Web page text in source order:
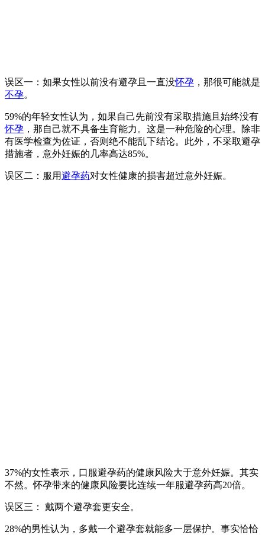
误区一：如果女性以前没有避孕且一直没怀孕 ，那很可能就是
不孕。
59%的年轻女性认为，如果自己先前没有采取措施且始终没有
怀孕 ，那自己就不具备生育能力。这是一种危险的心理。除非
有医学检查为佐证，否则绝不能乱下结论。此外，不采取避孕
措施者，意外妊娠的几率高达85%。
误区二：服用避孕药对女性健康的损害超过意外妊娠。
37%的女性表示，口服避孕药的健康风险大于意外妊娠。其实
不然。怀孕带来的健康风险要比连续一年服避孕药高20倍。
误区三： 戴两个避孕套更安全。
28%的男性认为，多戴一个避孕套就能多一层保护。事实恰恰